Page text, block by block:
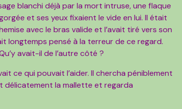
blanchi déjà par la mort intruse, une flaque
et ses yeux fixaient le vide en lui. Il était
avec le bras valide et l’avait tiré vers son
longtemps pensé à la terreur de ce regard.
avait-il de l’autre côté ?
ce qui pouvait l’aider. Il chercha péniblement
délicatement la mallette et regarda